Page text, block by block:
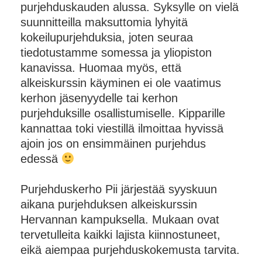
purjehduskauden alussa. Syksylle on vielä
suunnitteilla maksuttomia lyhyitä
kokeilupurjehduksia, joten seuraa
tiedotustamme somessa ja yliopiston
kanavissa. Huomaa myös, että
alkeiskurssin käyminen ei ole vaatimus
kerhon jäsenyydelle tai kerhon
purjehduksille osallistumiselle. Kipparille
kannattaa toki viestillä ilmoittaa hyvissä
ajoin jos on ensimmäinen purjehdus
edessä
Purjehduskerho Pii järjestää syyskuun
aikana purjehduksen alkeiskurssin
Hervannan kampuksella. Mukaan ovat
tervetulleita kaikki lajista kiinnostuneet,
eikä aiempaa purjehduskokemusta tarvita.